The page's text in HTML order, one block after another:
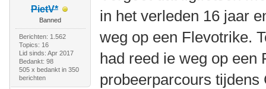
PietV*
Banned
Berichten: 1.562
Topics: 16
Lid sinds: Apr 2017
Bedankt: 98
505 x bedankt in 350
berichten
in het verleden 16 jaar
weg op een Flevotrike.
had reed ie weg op een
probeerparcours